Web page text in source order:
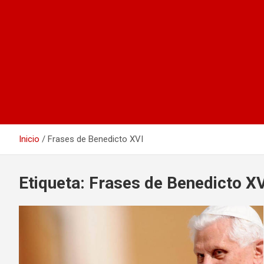
Inicio Frases de Benedicto XVI
Etiqueta: Frases de Benedicto